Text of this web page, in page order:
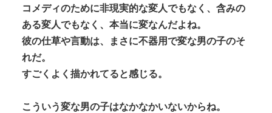
コメディのために非現実的な変人でもなく、含みの
ある変人でもなく、本当に変なんだよね。
彼の仕草や言動は、まさに不器用で変な男の子のそ
れだ。
すごくよく描かれてると感じる。
こういう変な男の子はなかなかいないからね。